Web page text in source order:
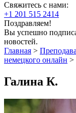
Свяжитесь с нами:
+1 201 515 2414
Поздравляем!
Вы успешно
новостей.
Главная >
немецкого онлайн >
Галина К.